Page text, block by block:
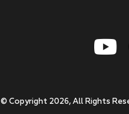
© Copyright 2026, All Rights